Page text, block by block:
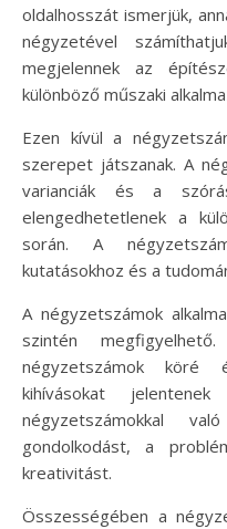
oldalhosszát ismerjük,
négyzetével
megjelennek az
különböző műszaki
Ezen kívül a
szerepet játszanak. A
varianciák és a
elengedhetetlenek a
során. A
kutatásokhoz és a
A négyzetszámok
szintén
négyzetszámok köré
kihívásokat
négyzetszámokkal
gondolkodást, a
kreativitást.
Összességében a